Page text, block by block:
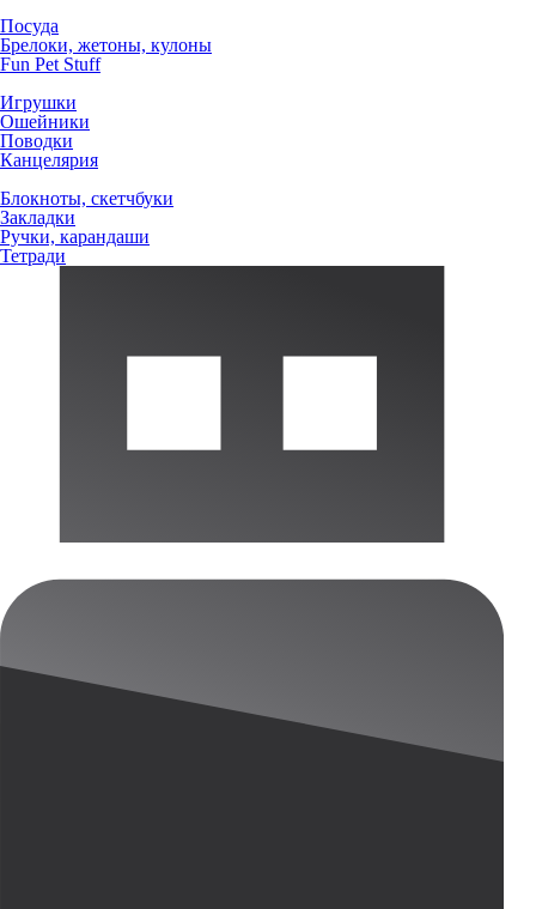
Посуда
Брелоки, жетоны, кулоны
Fun Pet Stuff
Игрушки
Ошейники
Поводки
Канцелярия
Блокноты, скетчбуки
Закладки
Ручки, карандаши
Тетради